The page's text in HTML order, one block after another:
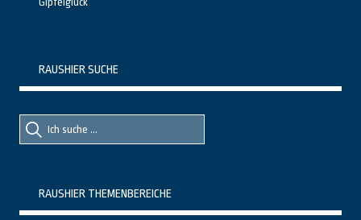
RAUSHIER SUCHE
Suche
nach::
Suche
nach:
RAUSHIER THEMENBEREICHE